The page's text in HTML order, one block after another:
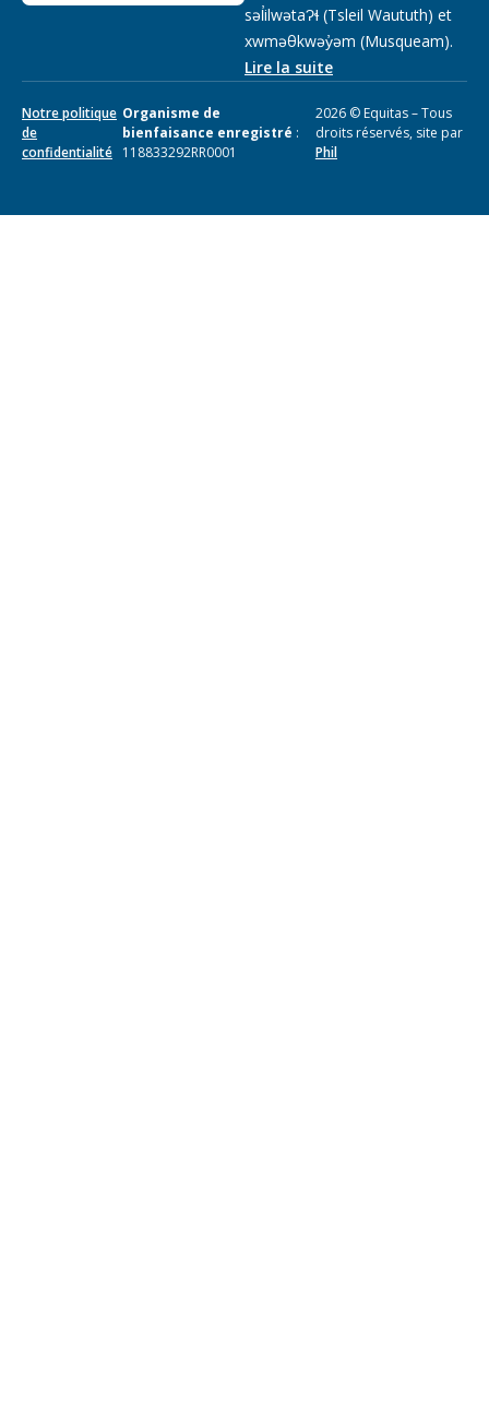
səl̓ilwətaɁɬ (Tsleil Waututh) et
xwməθkwəy̓əm (Musqueam).
Lire la suite
Notre politique
de
confidentialité
Organisme de
bienfaisance enregistré :
118833292RR0001
2026 © Equitas – Tous
droits réservés, site par
Phil